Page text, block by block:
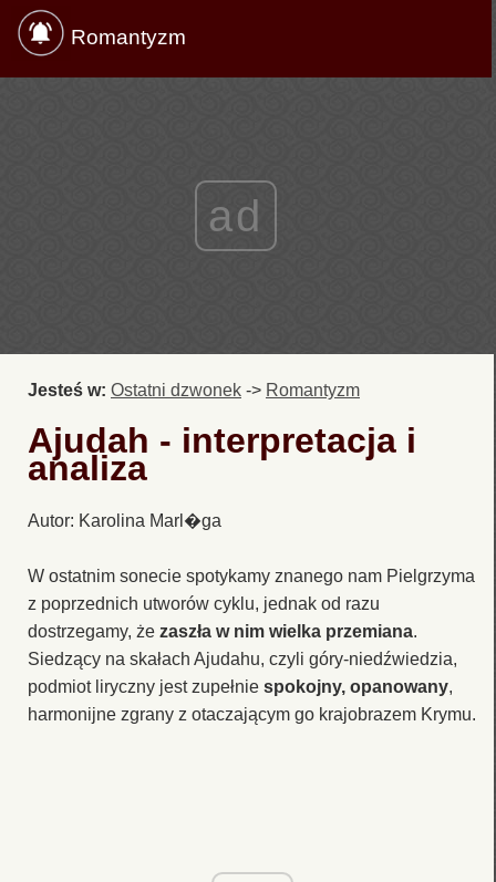
Romantyzm
ad
Jesteś w: Ostatni dzwonek -> Romantyzm
Ajudah - interpretacja i
analiza
Autor: Karolina Marl�ga
W ostatnim sonecie spotykamy znanego nam Pielgrzyma
z poprzednich utworów cyklu, jednak od razu
dostrzegamy, że zaszła w nim wielka przemiana.
Siedzący na skałach Ajudahu, czyli góry-niedźwiedzia,
podmiot liryczny jest zupełnie spokojny, opanowany,
harmonijne zgrany z otaczającym go krajobrazem Krymu.